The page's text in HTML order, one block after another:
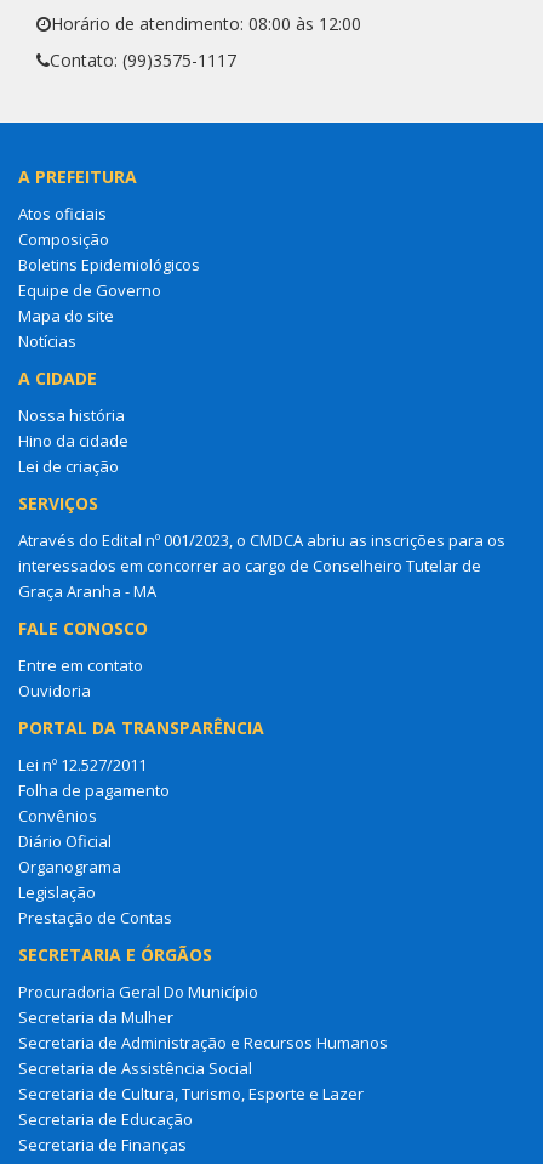
Horário de atendimento: 08:00 às 12:00
Contato: (99)3575-1117
A PREFEITURA
Atos oficiais
Composição
Boletins Epidemiológicos
Equipe de Governo
Mapa do site
Notícias
A CIDADE
Nossa história
Hino da cidade
Lei de criação
SERVIÇOS
Através do Edital nº 001/2023, o CMDCA abriu as inscrições para os
interessados em concorrer ao cargo de Conselheiro Tutelar de
Graça Aranha - MA
FALE CONOSCO
Entre em contato
Ouvidoria
PORTAL DA TRANSPARÊNCIA
Lei nº 12.527/2011
Folha de pagamento
Convênios
Diário Oficial
Organograma
Legislação
Prestação de Contas
SECRETARIA E ÓRGÃOS
Procuradoria Geral Do Município
Secretaria da Mulher
Secretaria de Administração e Recursos Humanos
Secretaria de Assistência Social
Secretaria de Cultura, Turismo, Esporte e Lazer
Secretaria de Educação
Secretaria de Finanças